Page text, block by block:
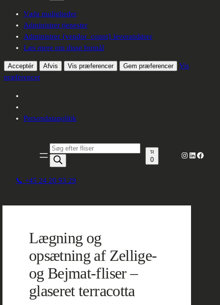
Vælg muligheder
Administrer tjenester
Administrer {vendor_count} leverandører
Læs mere om disse formål
Acceptér Afvis Vis præferencer Gem præferencer
Vis
præferencer
Persondatapolitik
Produktsøgning
0
Instagram
LinkedIn
📞 +45 24 20 93 29
Lægning og
opsætning af Zellige-
og Bejmat-fliser –
glaseret terracotta